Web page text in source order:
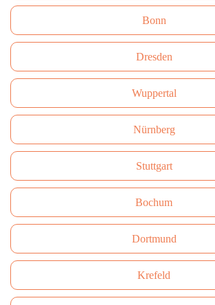
Bonn
Dresden
Wuppertal
Nürnberg
Stuttgart
Bochum
Dortmund
Krefeld